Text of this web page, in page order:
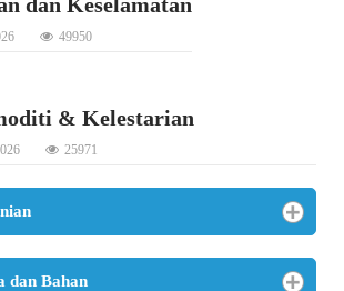
49950
& Kelestarian
25971
dan Bahan